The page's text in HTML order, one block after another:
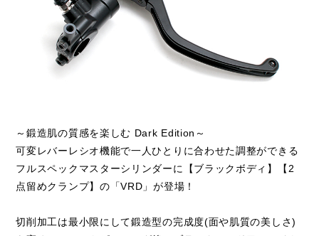
閉じる
～鍛造肌の質感を楽しむ Dark Edition～
可変レバーレシオ機能で一人ひとりに合わせた調整ができる
フルスペックマスターシリンダーに【ブラックボディ】【2
点留めクランプ】の「VRD」が登場！
切削加工は最小限にして鍛造型の完成度(面や肌質の美しさ)